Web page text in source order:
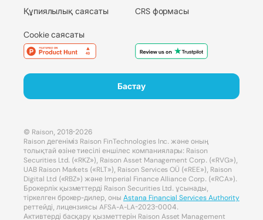
Құпиялылық саясаты
Cookie саясаты
CRS формасы
Бастау
© Raison, 2018-2026
Raison дегеніміз Raison FinTechnologies Inc. және оның
толықтай өзіне тиесілі еншілес компаниялары: Raison
Securities Ltd. («RKZ»), Raison Asset Management Corp. («RVG»),
UAB Raison Markets («RLT»), Raison Services OÜ («REE»), Raison
Digital Ltd («RBZ») және Imperial Finance Alliance Corp. («RCA»).
Брокерлік қызметтерді Raison Securities Ltd. ұсынады,
тіркелген брокер-дилер, оны Astana Financial Services Authority
реттейді, лицензиясы AFSA-A-LA-2023-0004.
Активтерді басқару қызметтерін Raison Asset Management